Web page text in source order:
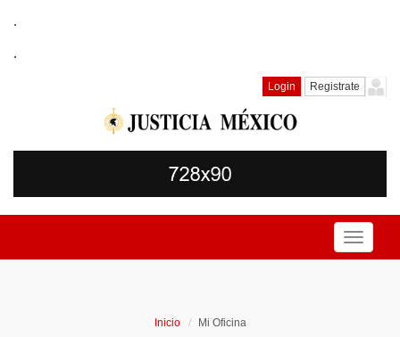
.
.
Login Registrate
Toggle
Inicio Mi Oficina